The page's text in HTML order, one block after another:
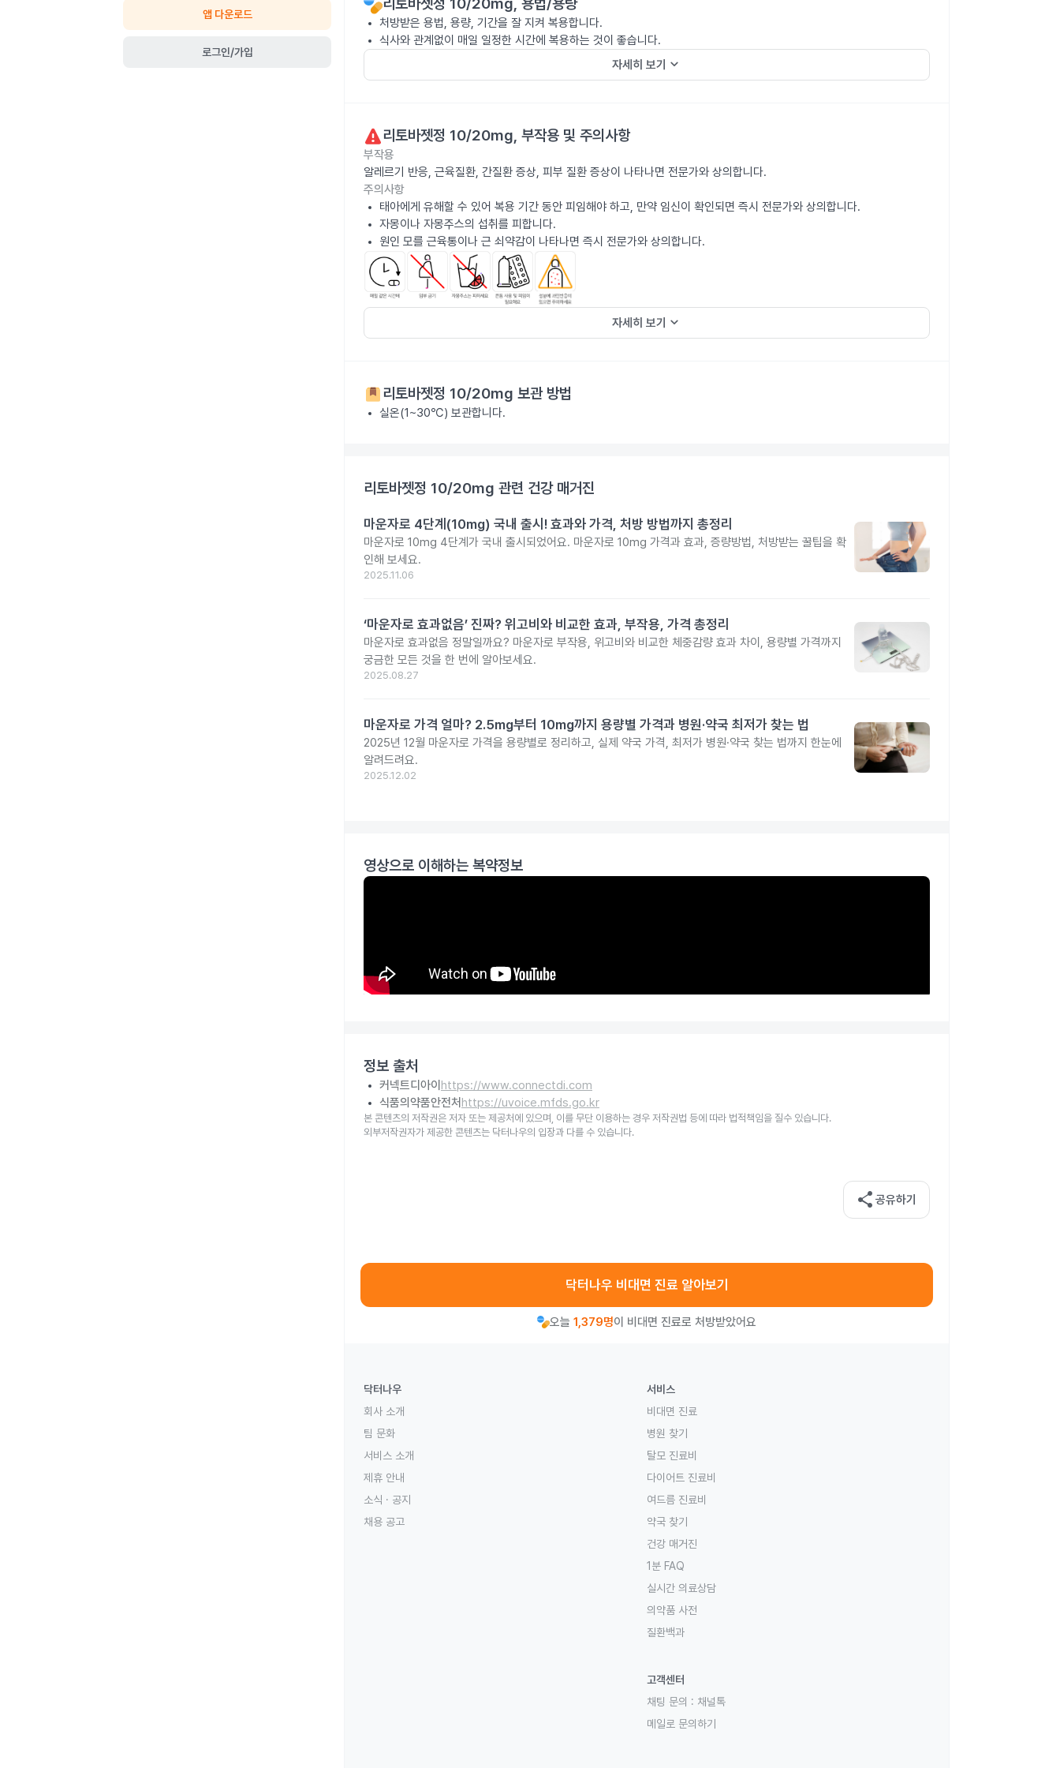
앱 다운로드
로그인/가입
처방받은 용법, 용량, 기간을 잘 지켜 복용합니다.
식사와 관계없이 매일 일정한 시간에 복용하는 것이 좋습니다.
자세히 보기 keyboard_arrow_down
리토바젯정 10/20mg, 부작용 및 주의사항
부작용
알레르기 반응, 근육질환, 간질환 증상, 피부 질환 증상이 나타나면 전문가와 상의합니다.
주의사항
태아에게 유해할 수 있어 복용 기간 동안 피임해야 하고, 만약 임신이 확인되면 즉시 전문가와 상의합니다.
자몽이나 자몽주스의 섭취를 피합니다.
원인 모를 근육통이나 근 쇠약감이 나타나면 즉시 전문가와 상의합니다.
자세히 보기 keyboard_arrow_down
리토바젯정 10/20mg 보관 방법
실온(1~30℃) 보관합니다.
리토바젯정 10/20mg 관련 건강 매거진
마운자로 4단계(10mg) 국내 출시! 효과와 가격, 처방 방법까지 총정리
마운자로 10mg 4단계가 국내 출시되었어요. 마운자로 10mg 가격과 효과, 증량방법, 처방받는 꿀팁을 확
인해 보세요.
2025.11.06
‘마운자로 효과없음’ 진짜? 위고비와 비교한 효과, 부작용, 가격 총정리
마운자로 효과없음 정말일까요? 마운자로 부작용, 위고비와 비교한 체중감량 효과 차이, 용량별 가격까지
궁금한 모든 것을 한 번에 알아보세요.
2025.08.27
마운자로 가격 얼마? 2.5mg부터 10mg까지 용량별 가격과 병원·약국 최저가 찾는 법
2025년 12월 마운자로 가격을 용량별로 정리하고, 실제 약국 가격, 최저가 병원·약국 찾는 법까지 한눈에
알려드려요.
2025.12.02
영상으로 이해하는 복약정보
정보 출처
커넥트디아이 https://www.connectdi.com
식품의약품안전처 https://uvoice.mfds.go.kr
본 콘텐츠의 저작권은 저자 또는 제공처에 있으며, 이를 무단 이용하는 경우 저작권법 등에 따라 법적책임을 질수 있습니다.
외부저작권자가 제공한 콘텐츠는 닥터나우의 입장과 다를 수 있습니다.
share 공유하기
닥터나우 비대면 진료 알아보기
오늘 1,379명이 비대면 진료로 처방받았어요
닥터나우
회사 소개
팀 문화
서비스 소개
제휴 안내
소식 · 공지
채용 공고
서비스
비대면 진료
병원 찾기
탈모 진료비
다이어트 진료비
여드름 진료비
약국 찾기
건강 매거진
1분 FAQ
실시간 의료상담
의약품 사전
질환백과
고객센터
채팅 문의 : 채널톡
메일로 문의하기